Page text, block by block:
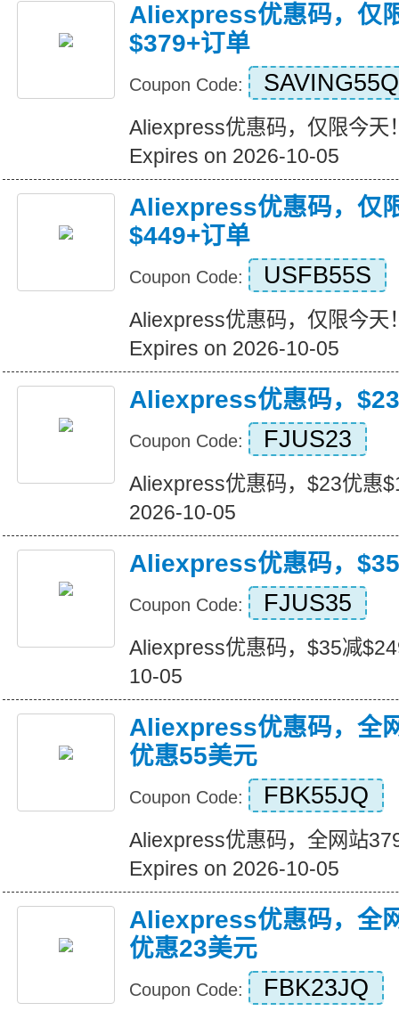
Aliexpress优惠码，仅
$379+订单
Coupon Code: SAVING55Q
Aliexpress优惠码，仅限今天
Expires on 2026-10-05
Aliexpress优惠码，仅
$449+订单
Coupon Code: USFB55S
Aliexpress优惠码，仅限今天
Expires on 2026-10-05
Aliexpress优惠码，
Coupon Code: FJUS23
Aliexpress优惠码，$23优惠
2026-10-05
Aliexpress优惠码，
Coupon Code: FJUS35
Aliexpress优惠码，$35减
10-05
Aliexpress优惠码，全
优惠55美元
Coupon Code: FBK55JQ
Aliexpress优惠码，全网站
Expires on 2026-10-05
Aliexpress优惠码，全
优惠23美元
Coupon Code: FBK23JQ